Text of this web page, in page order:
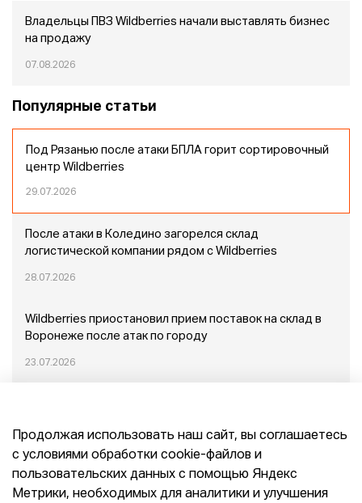
Владельцы ПВЗ Wildberries начали выставлять бизнес
на продажу
07.08.2026
Популярные статьи
Под Рязанью после атаки БПЛА горит сортировочный
центр Wildberries
29.07.2026
После атаки в Коледино загорелся склад
логистической компании рядом с Wildberries
28.07.2026
Wildberries приостановил прием поставок на склад в
Воронеже после атак по городу
23.07.2026
Конец эпохи маркетплейсов: прогнозы сооснователя
Продолжая использовать наш сайт, вы соглашаетесь
с условиями обработки cookie-файлов и
пользовательских данных с помощью Яндекс
Метрики, необходимых для аналитики и улучшения